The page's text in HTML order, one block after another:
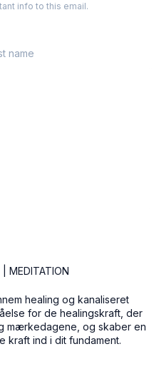
info to this email.
name
healing og kanaliseret
for de healingskraft, der
mærkedagene, og skaber en
kraft ind i dit fundament.